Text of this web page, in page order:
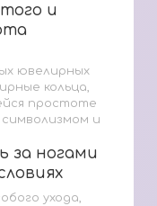
и
и
ювелирных
кольца,
простоте
и
за ногами
за ногами
ухода,